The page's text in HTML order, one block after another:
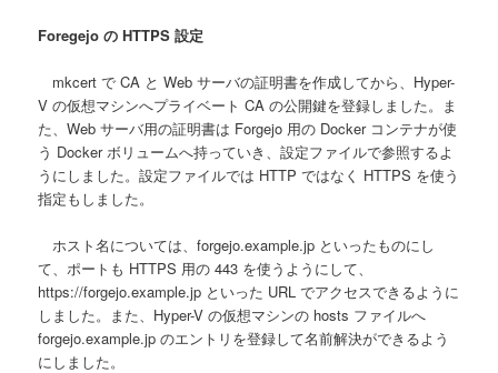
Foregejo の HTTPS 設定
mkcert で CA と Web サーバの証明書を作成してから、Hyper-
V の仮想マシンへプライベート CA の公開鍵を登録しました。ま
た、Web サーバ用の証明書は Forgejo 用の Docker コンテナが使
う Docker ボリュームへ持っていき、設定ファイルで参照するよ
うにしました。設定ファイルでは HTTP ではなく HTTPS を使う
指定もしました。
ホスト名については、forgejo.example.jp といったものにし
て、ポートも HTTPS 用の 443 を使うようにして、
https://forgejo.example.jp といった URL でアクセスできるように
しました。また、Hyper-V の仮想マシンの hosts ファイルへ
forgejo.example.jp のエントリを登録して名前解決ができるよう
にしました。